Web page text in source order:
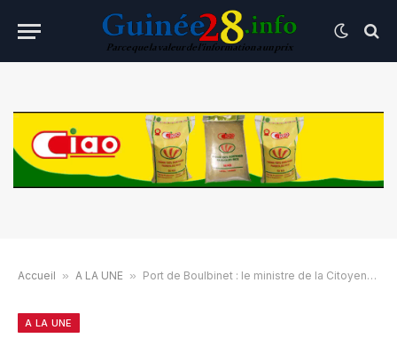
Accueil » A LA UNE » Port de Boulbinet : le ministre de la Citoyenneté appelle à faire un « choix responsable » aux prochaines élections
A LA UNE